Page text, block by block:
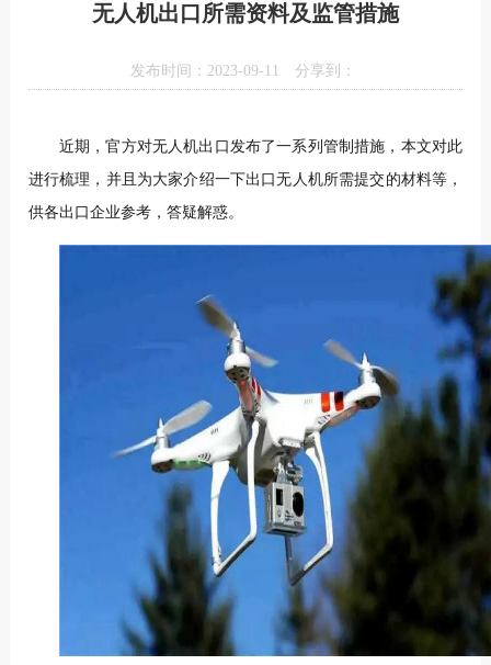
无人机出口所需资料及监管措施
发布时间：2023-09-11 分享到：
近期，官方对无人机出口发布了一系列管制措施，本文对此
进行梳理，并且为大家介绍一下出口无人机所需提交的材料等，
供各出口企业参考，答疑解惑。